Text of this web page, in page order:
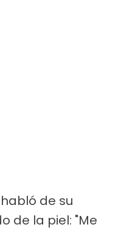
de su
de la piel: "Me